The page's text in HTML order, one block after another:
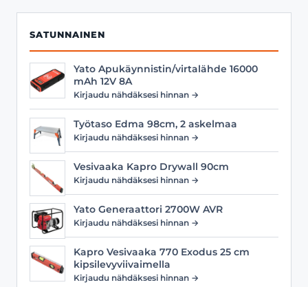
SATUNNAINEN
Yato Apukäynnistin/virtalähde 16000
mAh 12V 8A
Kirjaudu nähdäksesi hinnan →
Työtaso Edma 98cm, 2 askelmaa
Kirjaudu nähdäksesi hinnan →
Vesivaaka Kapro Drywall 90cm
Kirjaudu nähdäksesi hinnan →
Yato Generaattori 2700W AVR
Kirjaudu nähdäksesi hinnan →
Kapro Vesivaaka 770 Exodus 25 cm
kipsilevyviivaimella
Kirjaudu nähdäksesi hinnan →